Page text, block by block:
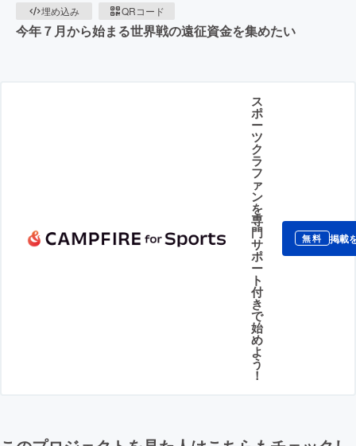
埋め込み
QRコード
今年７月から始まる世界戦の遠征資金を集めたい
ス
ポ
ー
ツ
ク
ラ
フ
ァ
ン
を
専
門
サ
ポ
ー
ト
付
き
で
始
め
よ
う
！
無料 掲載